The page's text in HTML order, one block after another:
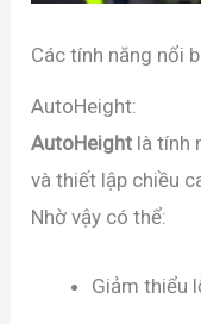
Các tính năng nổi
AutoHeight:
AutoHeight là tính
và thiết lập chiều
Nhờ vậy có thể:
Giảm thiểu